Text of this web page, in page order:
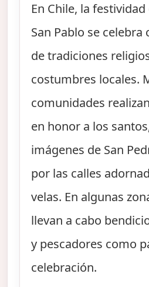
En Chile, la
San Pablo se celebra
de tradiciones
costumbres locales.
comunidades
en honor a los
imágenes de San
por las calles
velas. En algunas
llevan a cabo
y pescadores como
celebración.